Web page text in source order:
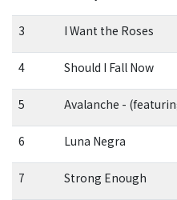
3 I Want the Roses
4 Should I Fall Now
5 Avalanche -
6 Luna Negra
7 Strong Enough